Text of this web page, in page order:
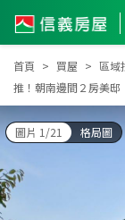
首頁 買屋 區域
推！朝南邊間２房美邸
圖片 1/21 格局圖